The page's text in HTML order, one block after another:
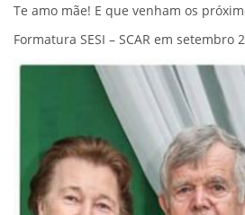
Te amo mãe! E que venham os
Formatura SESI – SCAR em setembro